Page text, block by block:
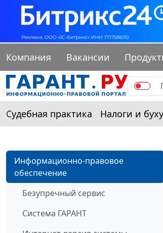
Компания Вакансии
Судебная практика Налоги и
Информационно-правовое
обеспечение
Безупречный сервис
Система ГАРАНТ